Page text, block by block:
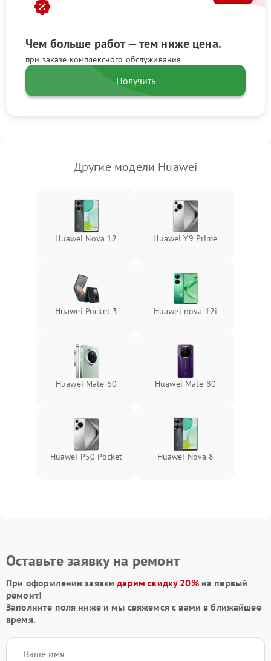
Чем больше работ — тем ниже цена.
при заказе комплексного обслуживания
Получить
Другие модели Huawei
Huawei Nova 12 Huawei Y9 Prime
Huawei Pocket 3 Huawei nova 12i
Huawei Mate 60 Huawei Mate 80
Huawei P50 Pocket Huawei Nova 8
Оставьте заявку на ремонт
При оформлении заявкидарим скидку 20%на первый
ремонт!
Заполните поля ниже и мы свяжемся с вами в ближайшее
время.